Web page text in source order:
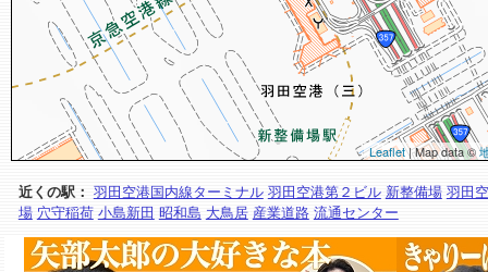
Leaflet| Map data ©
近くの駅： 羽田空港国内線ターミナル 羽田空港第２ビル 新整備場 羽田
場 穴守稲荷 小島新田 昭和島 大鳥居 産業道路 流通センター